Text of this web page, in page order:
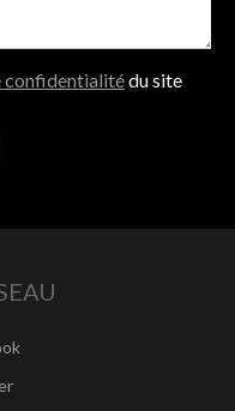
confidentialitédu site